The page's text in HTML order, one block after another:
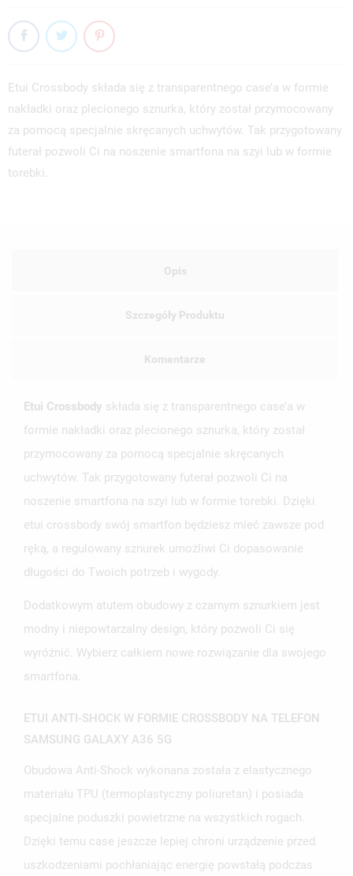
Etui Crossbody składa się z transparentnego case’a w formie
nakładki oraz plecionego sznurka, który został przymocowany
za pomocą specjalnie skręcanych uchwytów. Tak przygotowany
futerał pozwoli Ci na noszenie smartfona na szyi lub w formie
torebki.
Opis
Szczegóły Produktu
Komentarze
Etui Crossbody składa się z transparentnego case’a w
formie nakładki oraz plecionego sznurka, który został
przymocowany za pomocą specjalnie skręcanych
uchwytów. Tak przygotowany futerał pozwoli Ci na
noszenie smartfona na szyi lub w formie torebki. Dzięki
etui crossbody swój smartfon będziesz mieć zawsze pod
ręką, a regulowany sznurek umożliwi Ci dopasowanie
długości do Twoich potrzeb i wygody.
Dodatkowym atutem obudowy z czarnym sznurkiem jest
modny i niepowtarzalny design, który pozwoli Ci się
wyróżnić. Wybierz całkiem nowe rozwiązanie dla swojego
smartfona.
ETUI ANTI-SHOCK W FORMIE CROSSBODY NA TELEFON
SAMSUNG GALAXY A36 5G
Obudowa Anti-Shock wykonana została z elastycznego
materiału TPU (termoplastyczny poliuretan) i posiada
specjalne poduszki powietrzne na wszystkich rogach.
Dzięki temu case jeszcze lepiej chroni urządzenie przed
uszkodzeniami pochłaniając energię powstałą podczas